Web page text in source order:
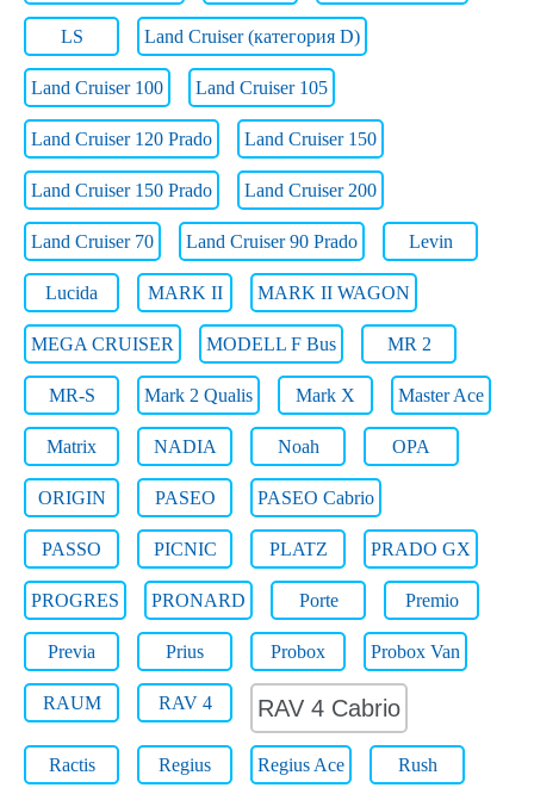
LS Land Cruiser (категория D)
Land Cruiser 100 Land Cruiser 105
Land Cruiser 120 Prado Land Cruiser 150
Land Cruiser 150 Prado Land Cruiser 200
Land Cruiser 70 Land Cruiser 90 Prado Levin
Lucida MARK II MARK II WAGON
MEGA CRUISER MODELL F Bus MR 2
MR-S Mark 2 Qualis Mark X Master Ace
Matrix NADIA Noah OPA
ORIGIN PASEO PASEO Cabrio
PASSO PICNIC PLATZ PRADO GX
PROGRES PRONARD Porte Premio
Previa Prius Probox Probox Van
RAUM RAV 4 RAV 4 Cabrio
Ractis Regius Regius Ace Rush